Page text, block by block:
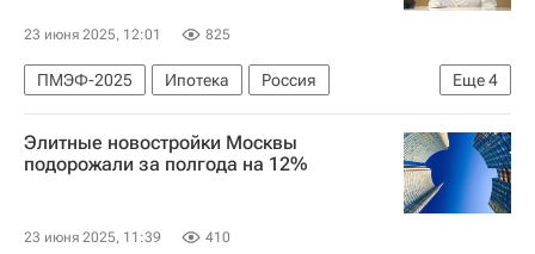
23 июня 2025, 12:01 825
Еще4
ПМЭФ-2025 Ипотека
Россия
Наталья Трунова
Владимир Путин
Эльвира Набиуллина
Элитные новостройки Москвы
подорожали за полгода на 12%
23 июня 2025, 11:39 410